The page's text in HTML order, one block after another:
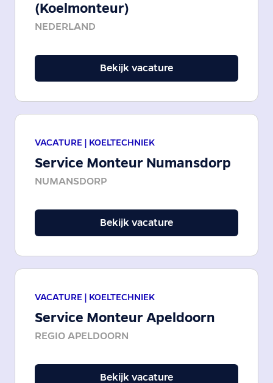
(Koelmonteur)
NEDERLAND
Bekijk vacature
VACATURE | KOELTECHNIEK
Service Monteur Numansdorp
NUMANSDORP
Bekijk vacature
VACATURE | KOELTECHNIEK
Service Monteur Apeldoorn
REGIO APELDOORN
Bekijk vacature